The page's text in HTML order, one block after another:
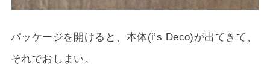
パッケージを開けると、本体(i’s Deco)が出てきて、
それでおしまい。